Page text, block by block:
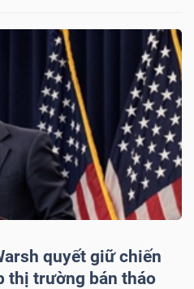
quyết giữ chiến
thị trường bán tháo
số Chứng chỉ quỹ Chứng
Người liên quan Cổ đông lớn